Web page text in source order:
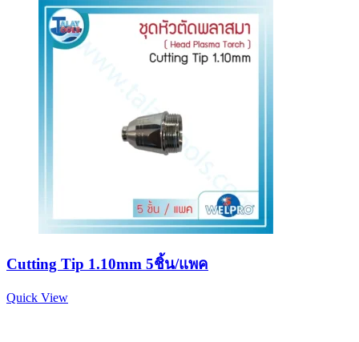
Cutting Tip 1.10mm 5ชิ้น/แพค
Quick View